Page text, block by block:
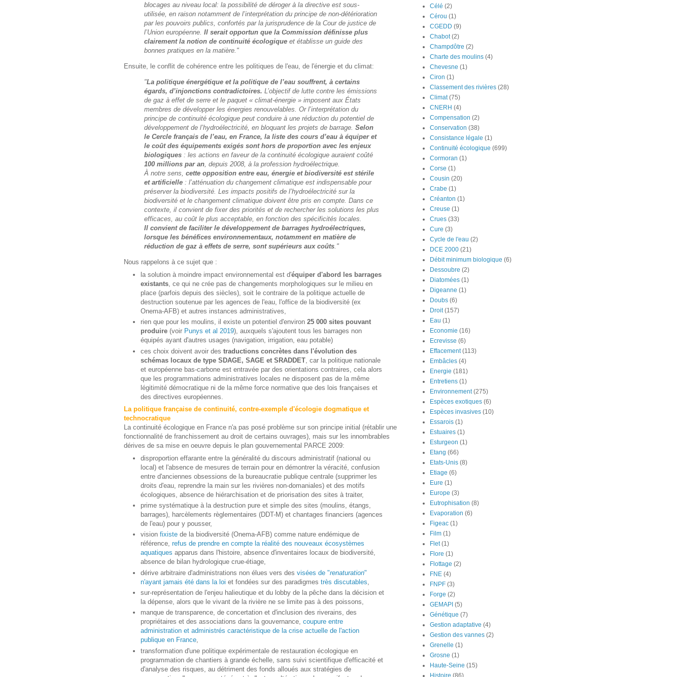
blocages au niveau local: la possibilité de déroger à la directive est sous-
utilisée, en raison notamment de l’interprétation du principe de non-détérioration
par les pouvoirs publics, confortés par la jurisprudence de la Cour de justice de
l’Union européenne. Il serait opportun que la Commission définisse plus
clairement la notion de continuité écologique et établisse un guide des
bonnes pratiques en la matière."
Ensuite, le conflit de cohérence entre les politiques de l'eau, de l'énergie et du climat:
"La politique énergétique et la politique de l’eau souffrent, à certains
égards, d’injonctions contradictoires. L’objectif de lutte contre les émissions
de gaz à effet de serre et le paquet « climat-énergie » imposent aux États
membres de développer les énergies renouvelables. Or l’interprétation du
principe de continuité écologique peut conduire à une réduction du potentiel de
développement de l’hydroélectricité, en bloquant les projets de barrage. Selon
le Cercle français de l’eau, en France, la liste des cours d’eau à équiper et
le coût des équipements exigés sont hors de proportion avec les enjeux
biologiques : les actions en faveur de la continuité écologique auraient coûté
100 millions par an, depuis 2008, à la profession hydroélectrique.
À notre sens, cette opposition entre eau, énergie et biodiversité est stérile
et artificielle : l’atténuation du changement climatique est indispensable pour
préserver la biodiversité. Les impacts positifs de l’hydroélectricité sur la
biodiversité et le changement climatique doivent être pris en compte. Dans ce
contexte, il convient de fixer des priorités et de rechercher les solutions les plus
efficaces, au coût le plus acceptable, en fonction des spécificités locales.
Il convient de faciliter le développement de barrages hydroélectriques,
lorsque les bénéfices environnementaux, notamment en matière de
réduction de gaz à effets de serre, sont supérieurs aux coûts."
Nous rappelons à ce sujet que :
la solution à moindre impact environnemental est d'équiper d'abord les barrages
existants, ce qui ne crée pas de changements morphologiques sur le milieu en
place (parfois depuis des siècles), soit le contraire de la politique actuelle de
destruction soutenue par les agences de l'eau, l'office de la biodiversité (ex
Onema-AFB) et autres instances administratives,
rien que pour les moulins, il existe un potentiel d'environ 25 000 sites pouvant
produire (voir Punys et al 2019), auxquels s'ajoutent tous les barrages non
équipés ayant d'autres usages (navigation, irrigation, eau potable)
ces choix doivent avoir des traductions concrètes dans l'évolution des
schémas locaux de type SDAGE, SAGE et SRADDET , car la politique nationale
et européenne bas-carbone est entravée par des orientations contraires, cela alors
que les programmations administratives locales ne disposent pas de la même
légitimité démocratique ni de la même force normative que des lois françaises et
des directives européennes.
La politique française de continuité, contre-exemple d'écologie dogmatique et
technocratique
La continuité écologique en France n'a pas posé problème sur son principe initial (rétablir une
fonctionnalité de franchissement au droit de certains ouvrages), mais sur les innombrables
dérives de sa mise en oeuvre depuis le plan gouvernemental PARCE 2009:
disproportion effarante entre la généralité du discours administratif (national ou
local) et l'absence de mesures de terrain pour en démontrer la véracité, confusion
entre d'anciennes obsessions de la bureaucratie publique centrale (supprimer les
droits d'eau, reprendre la main sur les rivières non-domaniales) et des motifs
écologiques, absence de hiérarchisation et de priorisation des sites à traiter,
prime systématique à la destruction pure et simple des sites (moulins, étangs,
barrages), harcèlements règlementaires (DDT-M) et chantages financiers (agences
de l'eau) pour y pousser,
vision fixiste de la biodiversité (Onema-AFB) comme nature endémique de
référence, refus de prendre en compte la réalité des nouveaux écosystèmes
aquatiques apparus dans l'histoire, absence d'inventaires locaux de biodiversité,
absence de bilan hydrologique crue-étiage,
dérive arbitraire d'administrations non élues vers des visées de "renaturation"
n'ayant jamais été dans la loi et fondées sur des paradigmes très discutables
sur-représentation de l'enjeu halieutique et du lobby de la pêche dans la décision et
la dépense, alors que le vivant de la rivière ne se limite pas à des poissons,
manque de transparence, de concertation et d'inclusion des riverains, des
propriétaires et des associations dans la gouvernance, coupure entre
administration et administrés caractéristique de la crise actuelle de l'action
publique en France,
transformation d'une politique expérimentale de restauration écologique en
programmation de chantiers à grande échelle, sans suivi scientifique d'efficacité et
d'analyse des risques, au détriment des fonds alloués aux stratégies de
Célé (2)
Cérou (1)
CGEDD (9)
Chabot (2)
Champdôtre (2)
Charte des moulins (4)
Chevesne (1)
Ciron (1)
Classement des rivières (28)
Climat (75)
CNERH (4)
Compensation (2)
Conservation (38)
Consistance légale (1)
Continuité écologique (699)
Cormoran (1)
Corse (1)
Cousin (20)
Crabe (1)
Créanton (1)
Creuse (1)
Crues (33)
Cure (3)
Cycle de l'eau (2)
DCE 2000 (21)
Débit minimum biologique (6)
Dessoubre (2)
Diatomées (1)
Digeanne (1)
Doubs (6)
Droit (157)
Eau (1)
Economie (16)
Ecrevisse (6)
Effacement (113)
Embâcles (4)
Energie (181)
Entretiens (1)
Environnement (275)
Espèces exotiques (6)
Espèces invasives (10)
Essarois (1)
Estuaires (1)
Esturgeon (1)
Etang (66)
Etats-Unis (8)
Etiage (6)
Eure (1)
Europe (3)
Eutrophisation (8)
Evaporation (6)
Figeac (1)
Film (1)
Flet (1)
Flore (1)
Flottage (2)
FNE (4)
FNPF (3)
Forge (2)
GEMAPI (5)
Génétique (7)
Gestion adaptative (4)
Gestion des vannes (2)
Grenelle (1)
Grosne (1)
Haute-Seine (15)
Histoire (86)